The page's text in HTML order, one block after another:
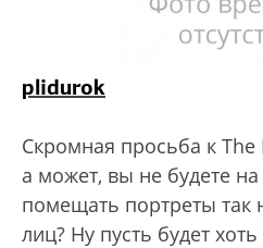
plidurok
Скромная просьба к The
а может, вы не будете
помещать портреты
лиц? Ну пусть будет